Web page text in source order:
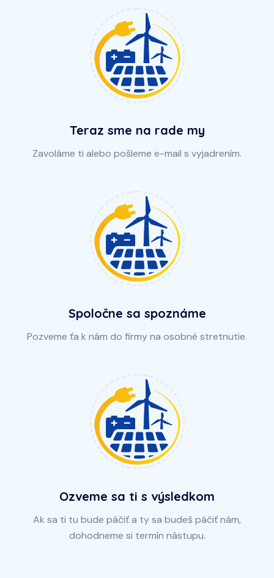
Teraz sme na rade my
Zavoláme ti alebo pošleme e-mail s vyjadrením.
Spoločne sa spoznáme
Pozveme ťa k nám do firmy na osobné stretnutie.
Ozveme sa ti s výsledkom
Ak sa ti tu bude páčiť a ty sa budeš páčiť nám,
dohodneme si termín nástupu.